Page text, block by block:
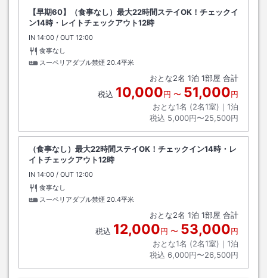
【早期60】（食事なし）最大22時間ステイOK！チェックイ
ン14時・レイトチェックアウト12時
IN チェックイン
14:00 / OUT チェックアウト
12:00
食事なし
スーペリアダブル禁煙 20.4平米
おとな2名 1泊 1部屋 合計
税込 10,000円 〜 51,000円
おとな1名 (2名1室)｜ 1泊
税込 5,000円〜25,500円
（食事なし）最大22時間ステイOK！チェックイン14時・レ
イトチェックアウト12時
IN チェックイン
14:00 / OUT チェックアウト
12:00
食事なし
スーペリアダブル禁煙 20.4平米
おとな2名 1泊 1部屋 合計
税込 12,000円 〜 53,000円
おとな1名 (2名1室)｜ 1泊
税込 6,000円〜26,500円